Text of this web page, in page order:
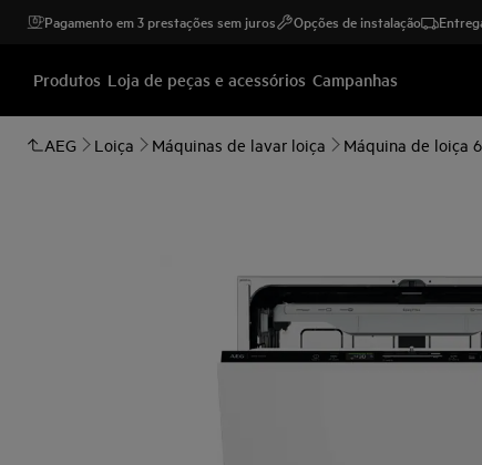
Pagamento em 3 prestações sem juros Opções de instalação
Produtos Loja de peças e acessórios Campanhas
AEG Loiça Máquinas de lavar loiça Máquina de loiça